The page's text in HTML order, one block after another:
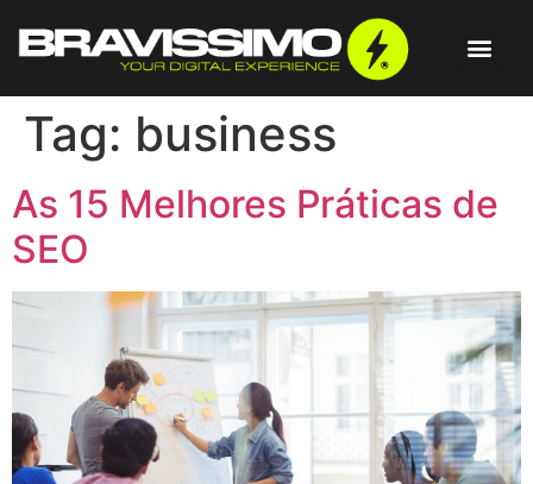
Tag: business
As 15 Melhores Práticas de
SEO